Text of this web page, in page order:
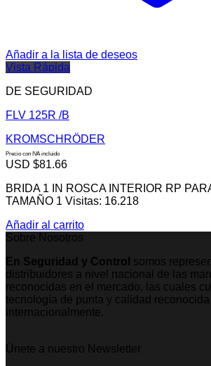
Añadir a la lista de deseos
Vista Rápida
DE SEGURIDAD
FLV 125R /B
KROMSCHRÖDER
Precio con IVA incluido
USD $81.66
BRIDA 1 IN ROSCA INTERIOR RP
TAMAÑO 1 Visitas: 16.218
Añadir al carrito
Sobre Nosotros
En Seguridad y Control somos
distribuidores a nivel nacional de las
reconocidas en el mercado, las cuales
tecnología de punta y calidad reconocida
internacionalmente.
Únete a nuestro Newsletter